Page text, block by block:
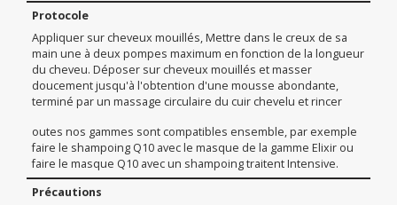
Protocole
Appliquer sur cheveux mouillés, Mettre dans le creux de sa
main une à deux pompes maximum en fonction de la longueur
du cheveu. Déposer sur cheveux mouillés et masser
doucement jusqu'à l'obtention d'une mousse abondante,
terminé par un massage circulaire du cuir chevelu et rincer
outes nos gammes sont compatibles ensemble, par exemple
faire le shampoing Q10 avec le masque de la gamme Elixir ou
faire le masque Q10 avec un shampoing traitent Intensive.
Précautions